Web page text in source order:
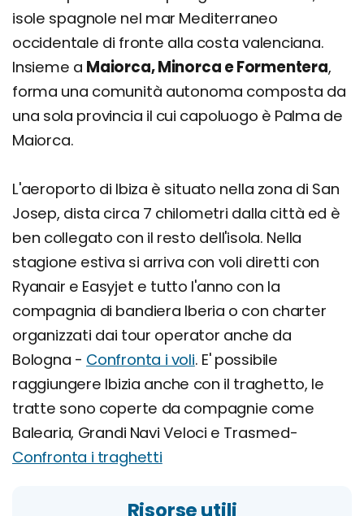
isole spagnole nel mar Mediterraneo
occidentale di fronte alla costa valenciana.
Insieme a Maiorca, Minorca e Formentera,
forma una comunità autonoma composta da
una sola provincia il cui capoluogo è Palma de
Maiorca.
L'aeroporto di Ibiza è situato nella zona di San
Josep, dista circa 7 chilometri dalla città ed è
ben collegato con il resto dell'isola. Nella
stagione estiva si arriva con voli diretti con
Ryanair e Easyjet e tutto l'anno con la
compagnia di bandiera Iberia o con charter
organizzati dai tour operator anche da
Bologna - Confronta i voli. E' possibile
raggiungere Ibizia anche con il traghetto, le
tratte sono coperte da compagnie come
Balearia, Grandi Navi Veloci e Trasmed-
Confronta i traghetti
Risorse utili